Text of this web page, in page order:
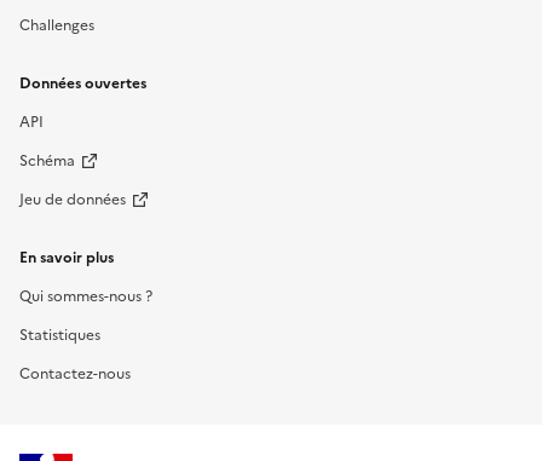
Challenges
Données ouvertes
API
Schéma
Jeu de données
En savoir plus
Qui sommes-nous ?
Statistiques
Contactez-nous